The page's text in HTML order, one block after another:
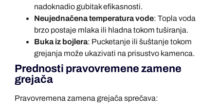
nadoknadio gubitak efikasnosti.
Neujednačena temperatura vode: Topla voda
brzo postaje mlaka ili hladna tokom tuširanja.
Buka iz bojlera: Pucketanje ili šuštanje tokom
grejanja može ukazivati na prisustvo kamenca.
Prednosti pravovremene zamene
grejača
Pravovremena zamena grejača sprečava: